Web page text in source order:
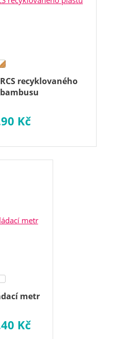
recyklovaného
Kč
metr
Kč